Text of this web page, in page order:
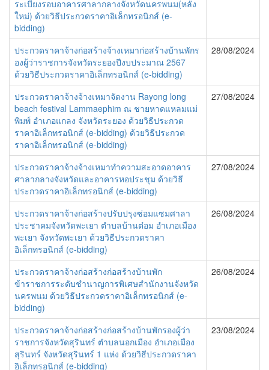
ระเบียงรอบอาคารศาลากลางจังหวัดนครพนม(หลัง
ใหม่) ด้วยวิธีประกวดราคาอิเล็กทรอนิกส์ (e-
bidding)
ประกวดราคาจ้างก่อสร้างจ้างเหมาก่อสร้างบ้านพักร
องผู้ว่าราชการจังหวัดระยองปีงบประมาณ 2567
ด้วยวิธีประกวดราคาอิเล็กทรอนิกส์ (e-bidding)
28/08/2024
ประกวดราคาจ้างจ้างเหมาจัดงาน Rayong long
beach festival Lammaephim ณ ชายหาดแหลมแม่
พิมพ์ อำเภอแกลง จังหวัดระยอง ด้วยวิธีประกวด
ราคาอิเล็กทรอนิกส์ (e-bidding) ด้วยวิธีประกวด
ราคาอิเล็กทรอนิกส์ (e-bidding)
27/08/2024
ประกวดราคาจ้างจ้างเหมาทำความสะอาดอาคาร
ศาลากลางจังหวัดและอาคารหอประชุม ด้วยวิธี
ประกวดราคาอิเล็กทรอนิกส์ (e-bidding)
27/08/2024
ประกวดราคาจ้างก่อสร้างปรับปรุงซ่อมแซมศาลา
ประชาคมจังหวัดพะเยา ตำบลบ้านต๋อม อำเภอเมือง
พะเยา จังหวัดพะเยา ด้วยวิธีประกวดราคา
อิเล็กทรอนิกส์ (e-bidding)
26/08/2024
ประกวดราคาจ้างก่อสร้างก่อสร้างบ้านพัก
ข้าราชการระดับชำนาญการพิเศษสำนักงานจังหวัด
นครพนม ด้วยวิธีประกวดราคาอิเล็กทรอนิกส์ (e-
bidding)
26/08/2024
ประกวดราคาจ้างก่อสร้างก่อสร้างบ้านพักรองผู้ว่า
ราชการจังหวัดสุรินทร์ ตำบลนอกเมือง อำเภอเมือง
สุรินทร์ จังหวัดสุรินทร์ 1 แห่ง ด้วยวิธีประกวดราคา
อิเล็กทรอนิกส์ (e-bidding)
23/08/2024